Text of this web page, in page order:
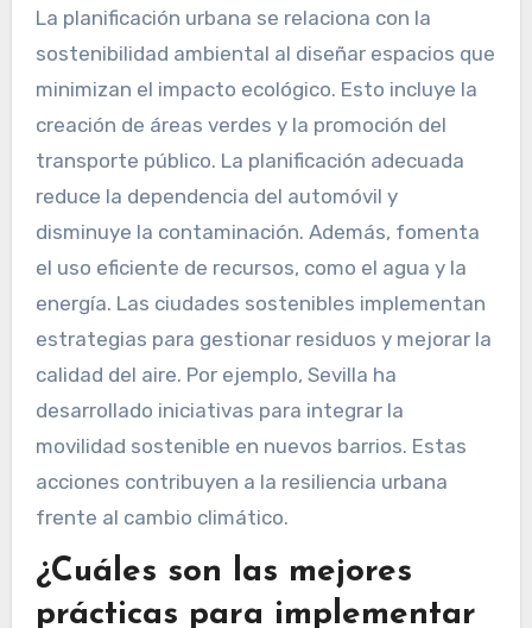
La planificación urbana se relaciona con la
sostenibilidad ambiental al diseñar espacios que
minimizan el impacto ecológico. Esto incluye la
creación de áreas verdes y la promoción del
transporte público. La planificación adecuada
reduce la dependencia del automóvil y
disminuye la contaminación. Además, fomenta
el uso eficiente de recursos, como el agua y la
energía. Las ciudades sostenibles implementan
estrategias para gestionar residuos y mejorar la
calidad del aire. Por ejemplo, Sevilla ha
desarrollado iniciativas para integrar la
movilidad sostenible en nuevos barrios. Estas
acciones contribuyen a la resiliencia urbana
frente al cambio climático.
¿Cuáles son las mejores
prácticas para implementar